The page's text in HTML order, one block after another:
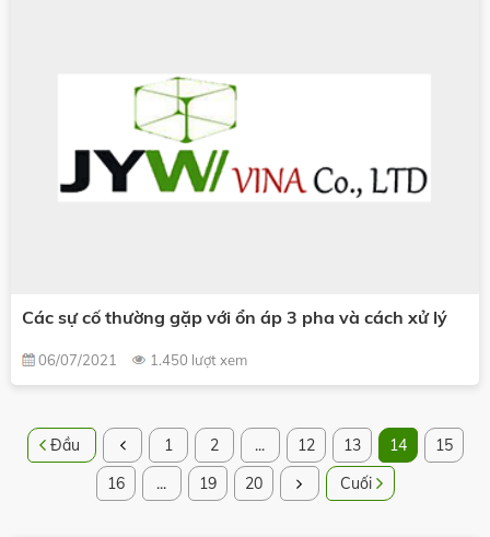
Các sự cố thường gặp với ổn áp 3 pha và cách xử lý
06/07/2021 1.450 lượt xem
Đầu 1 2 ... 12 13 14
15
16
... 19 20 Cuối